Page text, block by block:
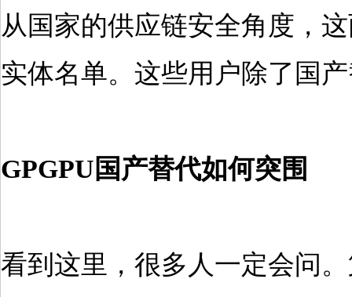
从国家的供应链安全角度，
实体名单。这些用户除了国
GPGPU国产替代如何突围
看到这里，很多人一定会问